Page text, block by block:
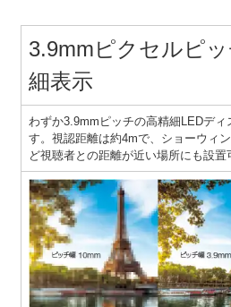
3.9mmピクセルピ
細表示
わずか3.9mmピッチの高精細LEDディ
す。視認距離は約4mで、ショーウィ
ど視聴者との距離が近い場所にも設置